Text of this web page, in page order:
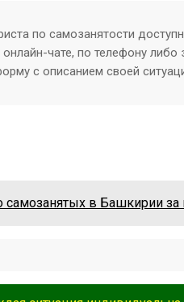
по самозанятости
чате, по телефону
с описанием своей
самозанятых в Башкирии за